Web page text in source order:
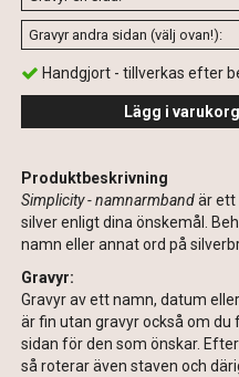
Handgjort - tillverkas efter
Lägg i
Produktbeskrivning
Simplicity - namnarmbandär ett
silver enligt dina önskemål.
namn eller annat ord på
Gravyr:
Gravyr av ett namn, datum
är fin utan gravyr också om du
sidan för den som önskar.
så roterar även staven och